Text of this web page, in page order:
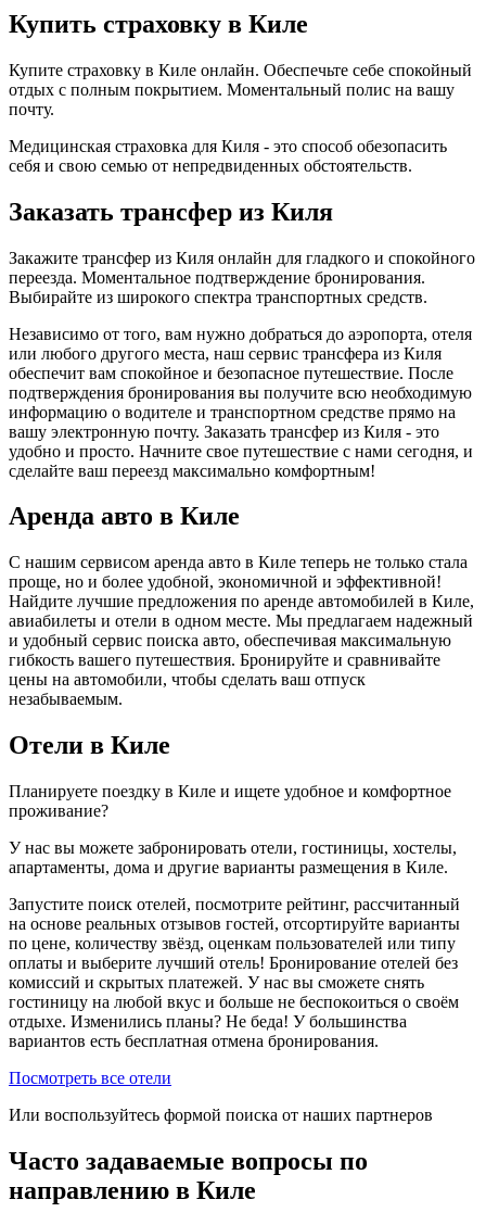
Купить страховку в Киле
Купите страховку в Киле онлайн. Обеспечьте себе спокойный
отдых с полным покрытием. Моментальный полис на вашу
почту.
Медицинская страховка для Киля - это способ обезопасить
себя и свою семью от непредвиденных обстоятельств.
Заказать трансфер из Киля
Закажите трансфер из Киля онлайн для гладкого и спокойного
переезда. Моментальное подтверждение бронирования.
Выбирайте из широкого спектра транспортных средств.
Независимо от того, вам нужно добраться до аэропорта, отеля
или любого другого места, наш сервис трансфера из Киля
обеспечит вам спокойное и безопасное путешествие. После
подтверждения бронирования вы получите всю необходимую
информацию о водителе и транспортном средстве прямо на
вашу электронную почту. Заказать трансфер из Киля - это
удобно и просто. Начните свое путешествие с нами сегодня, и
сделайте ваш переезд максимально комфортным!
Аренда авто в Киле
С нашим сервисом аренда авто в Киле теперь не только стала
проще, но и более удобной, экономичной и эффективной!
Найдите лучшие предложения по аренде автомобилей в Киле,
авиабилеты и отели в одном месте. Мы предлагаем надежный
и удобный сервис поиска авто, обеспечивая максимальную
гибкость вашего путешествия. Бронируйте и сравнивайте
цены на автомобили, чтобы сделать ваш отпуск
незабываемым.
Отели в Киле
Планируете поездку в Киле и ищете удобное и комфортное
проживание?
У нас вы можете забронировать отели, гостиницы, хостелы,
апартаменты, дома и другие варианты размещения в Киле.
Запустите поиск отелей, посмотрите рейтинг, рассчитанный
на основе реальных отзывов гостей, отсортируйте варианты
по цене, количеству звёзд, оценкам пользователей или типу
оплаты и выберите лучший отель! Бронирование отелей без
комиссий и скрытых платежей. У нас вы сможете снять
гостиницу на любой вкус и больше не беспокоиться о своём
отдыхе. Изменились планы? Не беда! У большинства
вариантов есть бесплатная отмена бронирования.
Посмотреть все отели
Или воспользуйтесь формой поиска от наших партнеров
Часто задаваемые вопросы по
направлению в Киле